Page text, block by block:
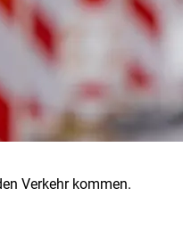
Verkehr kommen.